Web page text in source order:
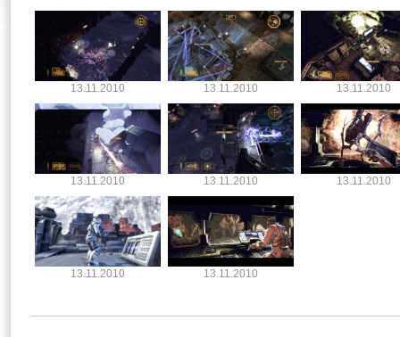
13.11.2010 13.11.2010 13.11.2010
13.11.2010 13.11.2010 13.11.2010
13.11.2010 13.11.2010